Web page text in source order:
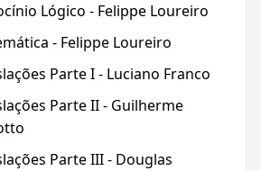
Lógico - Felippe Loureiro
- Felippe Loureiro
Parte I - Luciano Franco
Parte II - Guilherme
Parte III - Douglas